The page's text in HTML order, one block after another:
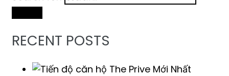
RECENT POSTS